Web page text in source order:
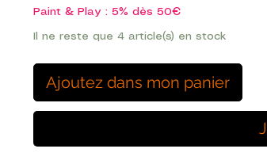
Paint & Play : 5% dès 50€
Il ne reste que 4 article(s) en stock
Ajoutez dans mon panier